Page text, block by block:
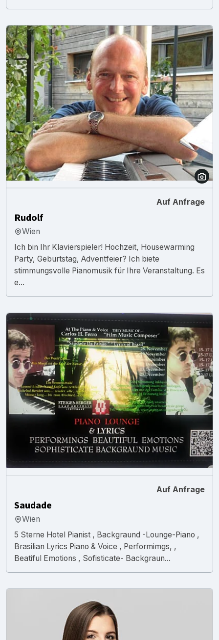
Auf Anfrage
Rudolf
Wien
Ich bin Ihr Klavierspieler! Hochzeit, Housewarming
Party, Geburtstag, Adventfeier? Ich biete
stimmungsvolle Pianomusik für Ihre Veranstaltung. Es
e...
Auf Anfrage
Saudade
Wien
5 Sterne Hotel Pianist , Backgraund -Lounge-Piano ,
Brasilian Lyrics Piano & Voice , Performimgs, ,
Beatiful Emotions , Sofisticate- Backgraun...